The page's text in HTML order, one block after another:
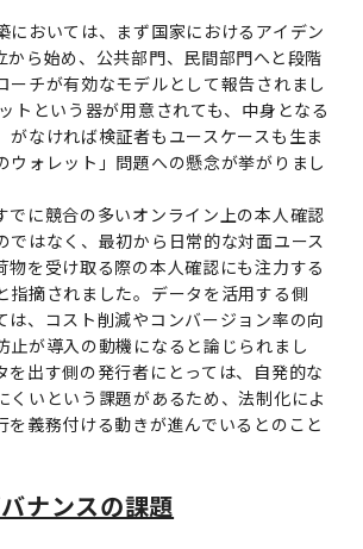
においては、まず国家におけるアイデン
から始め、公共部門、民間部門へと段階
ーチが有効なモデルとして報告されまし
トという器が用意されても、中身となる
がなければ検証者もユースケースも生ま
ウォレット」問題への懸念が挙がりまし
でに競合の多いオンライン上の本人確認
ではなく、最初から日常的な対面ユース
物を受け取る際の本人確認にも注力する
指摘されました。データを活用する側
は、コスト削減やコンバージョン率の向
止が導入の動機になると論じられまし
を出す側の発行者にとっては、自発的な
くいという課題があるため、法制化によ
を義務付ける動きが進んでいるとのこと
ナンスの課題